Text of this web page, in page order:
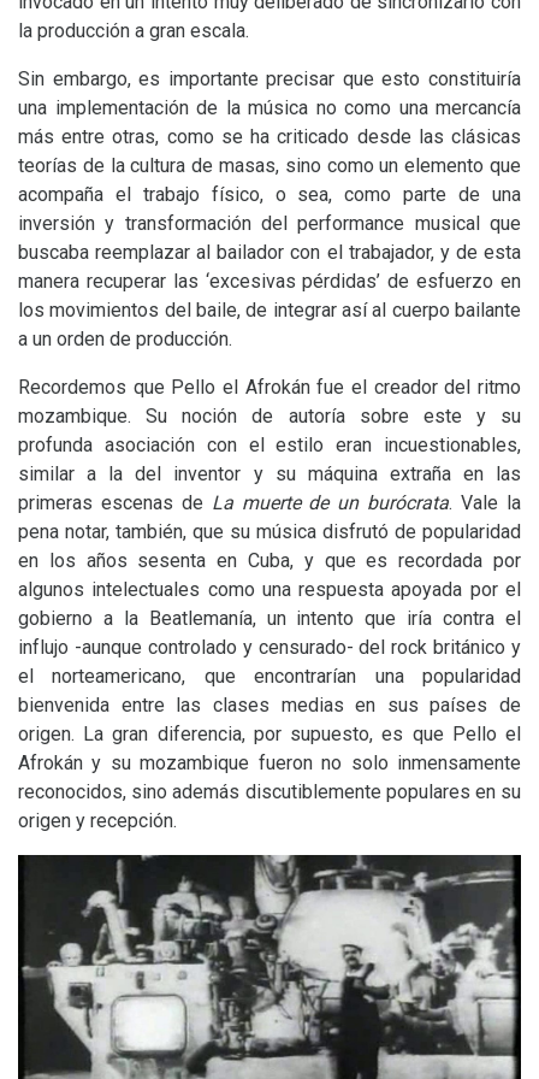
la producción a gran escala.
Sin embargo, es importante precisar que esto constituiría
una implementación de la música no como una mercancía
más entre otras, como se ha criticado desde las clásicas
teorías de la cultura de masas, sino como un elemento que
acompaña el trabajo físico, o sea, como parte de una
inversión y transformación del performance musical que
buscaba reemplazar al bailador con el trabajador, y de esta
manera recuperar las ‘excesivas pérdidas’ de esfuerzo en
los movimientos del baile, de integrar así al cuerpo bailante
a un orden de producción.
Recordemos que Pello el Afrokán fue el creador del ritmo
mozambique. Su noción de autoría sobre este y su
profunda asociación con el estilo eran incuestionables,
similar a la del inventor y su máquina extraña en las
primeras escenas de La muerte de un burócrata. Vale la
pena notar, también, que su música disfrutó de popularidad
en los años sesenta en Cuba, y que es recordada por
algunos intelectuales como una respuesta apoyada por el
gobierno a la Beatlemanía, un intento que iría contra el
influjo -aunque controlado y censurado- del rock británico y
el norteamericano, que encontrarían una popularidad
bienvenida entre las clases medias en sus países de
origen. La gran diferencia, por supuesto, es que Pello el
Afrokán y su mozambique fueron no solo inmensamente
reconocidos, sino además discutiblemente populares en su
origen y recepción.